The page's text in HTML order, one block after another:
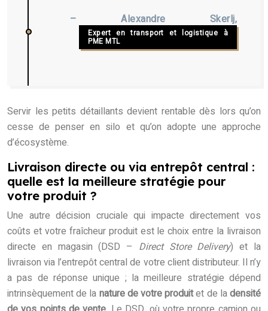
– Alexandre Skerlj,
Expert en transport et logistique à
PME MTL
Servir les petits détaillants devient rentable dès lors qu’on
cesse de penser en silo et qu’on adopte une approche
d’écosystème.
Livraison directe ou via entrepôt central :
quelle est la meilleure stratégie pour
votre produit ?
Une autre décision cruciale qui impacte directement vos
coûts et votre fraîcheur produit est le choix entre la livraison
directe en magasin (DSD – Direct Store Delivery) et la
livraison via l’entrepôt central de votre client distributeur. Il n’y
a pas de réponse unique ; la meilleure stratégie dépend
intrinsèquement de la nature de votre produitet de ladensité